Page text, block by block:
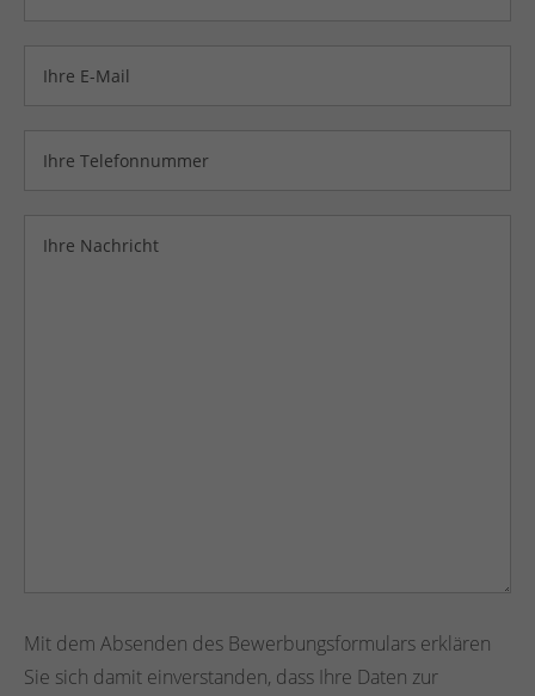
Mit dem Absenden des Bewerbungsformulars erklären
Sie sich damit einverstanden, dass Ihre Daten zur